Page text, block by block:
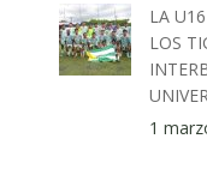
LA
LOS
1